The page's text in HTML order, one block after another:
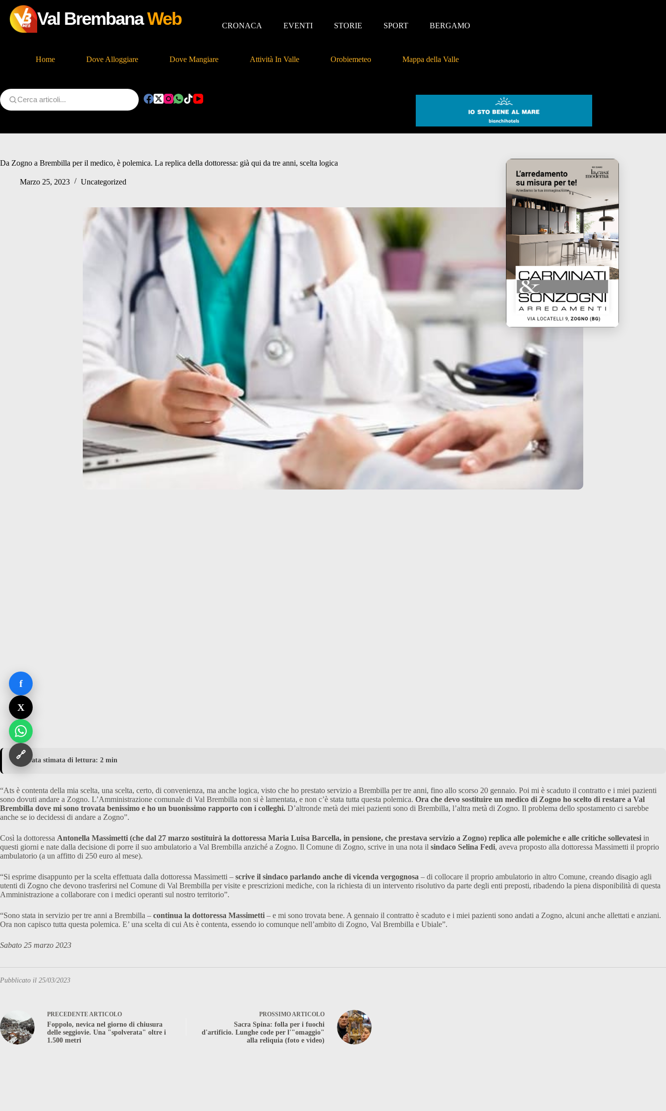
Val BrembanaWeb CRONACA EVENTI STORIE SPORT BERGAMO
Home Dove Alloggiare Dove Mangiare Attività In Valle Orobiemeteo Mappa della Valle
Da Zogno a Brembilla per il medico, è polemica. La replica della dottoressa: già qui da tre anni, scelta logica
Marzo 25, 2023 Uncategorized
⏱️ Durata stimata di lettura: 2 min
“Ats è contenta della mia scelta, una scelta, certo, di convenienza, ma anche logica, visto che ho prestato servizio a Brembilla per tre anni, fino allo scorso 20 gennaio. Poi mi è scaduto il contratto e i miei pazienti
sono dovuti andare a Zogno. L’Amministrazione comunale di Val Brembilla non si è lamentata, e non c’è stata tutta questa polemica. Ora che devo sostituire un medico di Zogno ho scelto di restare a Val
Brembilla dove mi sono trovata benissimo e ho un buonissimo rapporto con i colleghi. D’altronde metà dei miei pazienti sono di Brembilla, l’altra metà di Zogno. Il problema dello spostamento ci sarebbe
anche se io decidessi di andare a Zogno”.
Così la dottoressa Antonella Massimetti (che dal 27 marzo sostituirà la dottoressa Maria Luisa Barcella, in pensione, che prestava servizio a Zogno) replica alle polemiche e alle critiche sollevatesi in
questi giorni e nate dalla decisione di porre il suo ambulatorio a Val Brembilla anziché a Zogno. Il Comune di Zogno, scrive in una nota il sindaco Selina Fedi, aveva proposto alla dottoressa Massimetti il proprio
ambulatorio (a un affitto di 250 euro al mese).
“Si esprime disappunto per la scelta effettuata dalla dottoressa Massimetti – scrive il sindaco parlando anche di vicenda vergognosa – di collocare il proprio ambulatorio in altro Comune, creando disagio agli
utenti di Zogno che devono trasferirsi nel Comune di Val Brembilla per visite e prescrizioni mediche, con la richiesta di un intervento risolutivo da parte degli enti preposti, ribadendo la piena disponibilità di questa
Amministrazione a collaborare con i medici operanti sul nostro territorio”.
“Sono stata in servizio per tre anni a Brembilla – continua la dottoressa Massimetti – e mi sono trovata bene. A gennaio il contratto è scaduto e i miei pazienti sono andati a Zogno, alcuni anche allettati e anziani.
Ora non capisco tutta questa polemica. E’ una scelta di cui Ats è contenta, essendo io comunque nell’ambito di Zogno, Val Brembilla e Ubiale”.
Sabato 25 marzo 2023
Pubblicato il 25/03/2023
f
X
🔗
PRECEDENTEARTICOLO
Foppolo, nevica nel giorno di chiusura
delle seggiovie. Una "spolverata" oltre i
1.500 metri
PROSSIMOARTICOLO
Sacra Spina: folla per i fuochi
d'artificio. Lunghe code per l'"omaggio"
alla reliquia (foto e video)